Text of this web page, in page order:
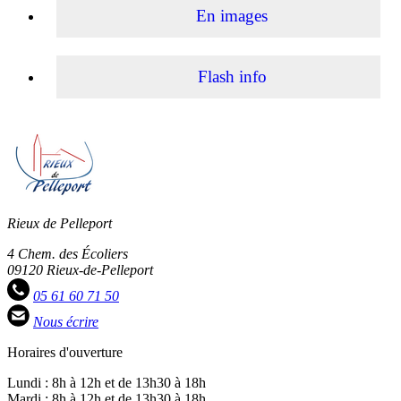
En images
Flash info
Rieux de Pelleport
4 Chem. des Écoliers
09120 Rieux-de-Pelleport
05 61 60 71 50
Nous écrire
Horaires d'ouverture
Lundi : 8h à 12h et de 13h30 à 18h